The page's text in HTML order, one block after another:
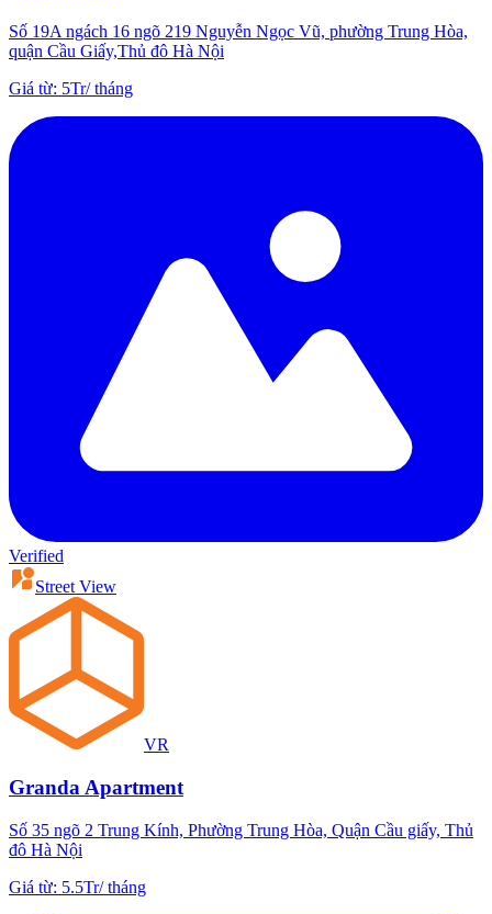
Số 19A ngách 16 ngõ 219 Nguyễn Ngọc Vũ, phường Trung Hòa,
quận Cầu Giấy,Thủ đô Hà Nội
Giá từ: 5Tr/tháng
Verified
Street View
VR
Granda Apartment
Số 35 ngõ 2 Trung Kính, Phường Trung Hòa, Quận Cầu giấy, Thủ
đô Hà Nội
Giá từ: 5.5Tr/tháng